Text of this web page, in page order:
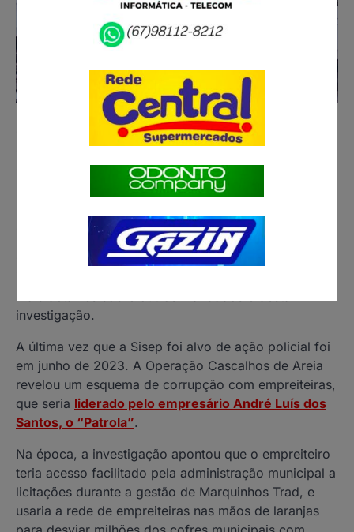
O Gecoc/MPMS (Grupo Especial de Combate à
Corrupção), do Ministério Público do Estado de Mato
Grosso do Sul) cumpre na manhã desta sexta-feira
(19) mandados de busca e apreensão
na
Serviços Públicos), em Campo Grande.
O
Jornal Midiamaxapurou a ação mira
irregularidades na iluminação pública. Ainda não há
mais detalhes sobre outros mandados e desta
investigação.
A última vez que a Sisep foi alvo de ação policial foi
em junho de 2023. A Operação Cascalhos de Areia
revelou um esquema de corrupção com empreiteiras,
que seria liderado pelo empresário André Luís dos
Santos, o “Patrola”.
Na época, a investigação apontou que o empreiteiro
teria acesso facilitado pela administração municipal a
licitações durante a gestão de Marquinhos Trad, e
usaria a rede de empreiteiras nas mãos de laranjas